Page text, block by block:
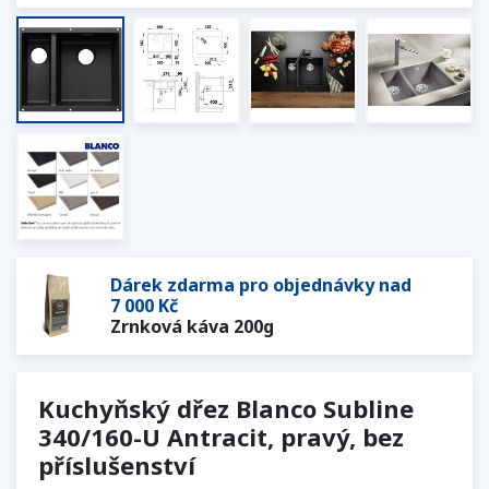
Dárek zdarma pro objednávky nad
7 000 Kč
Zrnková káva 200g
Kuchyňský dřez Blanco Subline
340/160-U Antracit, pravý, bez
příslušenství